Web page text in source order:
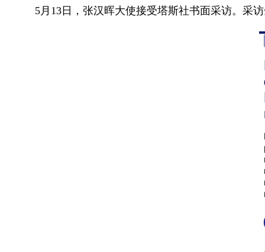
5月13日，张汉晖大使接受塔斯社书面采访。采